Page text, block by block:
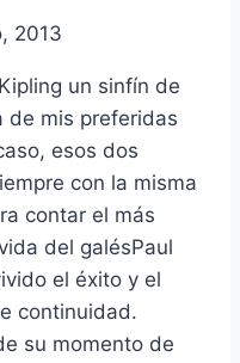
2013
un sinfí­n de
de mis preferidas
esos dos
con la misma
contar el más
del galésPaul
el éxito y el
continuidad.
su momento de